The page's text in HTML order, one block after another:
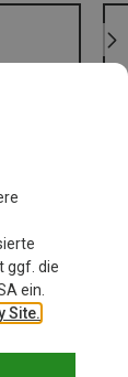
ggf. die
ein.
Site.